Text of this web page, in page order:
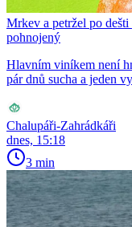
Mrkev a petržel po
pohnojený
Hlavním viníkem není
pár dnů sucha a jeden
Chalupáři-Zahrádkáři
dnes, 15:18
3 min